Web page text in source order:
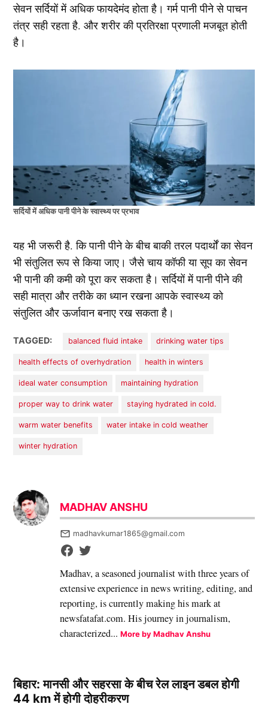
सेवन सर्दियों में अधिक फायदेमंद होता है। गर्म पानी पीने से पाचन
तंत्र सही रहता है. और शरीर की प्रतिरक्षा प्रणाली मजबूत होती
है।
सर्दियों में अधिक पानी पीने के स्वास्थ्य पर प्रभाव
यह भी जरूरी है. कि पानी पीने के बीच बाकी तरल पदार्थों का सेवन
भी संतुलित रूप से किया जाए। जैसे चाय कॉफी या सूप का सेवन
भी पानी की कमी को पूरा कर सकता है। सर्दियों में पानी पीने की
सही मात्रा और तरीके का ध्यान रखना आपके स्वास्थ्य को
संतुलित और ऊर्जावान बनाए रख सकता है।
TAGGED: balanced fluid intake drinking water tips
health effects of overhydration health in winters
ideal water consumption maintaining hydration
proper way to drink water staying hydrated in cold.
warm water benefits water intake in cold weather
winter hydration
MADHAV ANSHU
madhavkumar1865@gmail.com
Madhav, a seasoned journalist with three years of
extensive experience in news writing, editing, and
reporting, is currently making his mark at
newsfatafat.com. His journey in journalism,
characterized...More by Madhav Anshu
बिहार: मानसी और सहरसा के बीच रेल लाइन डबल होगी
44 km में होगी दोहरीकरण